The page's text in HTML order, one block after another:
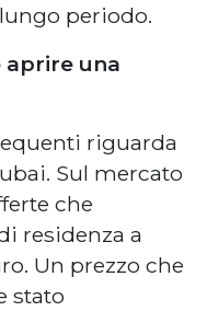
periodo.
aprire una
riguarda
Sul mercato
che
residenza a
Un prezzo che
stato